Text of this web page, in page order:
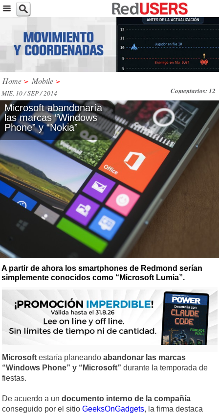
Home > Mobile >
Comentarios: 12
MIE, 10 / SEP / 2014
Microsoft abandonaría
las marcas “Windows
Phone” y “Nokia”
A partir de ahora los smartphones de Redmond serían
simplemente conocidos como “Microsoft Lumia”.
Microsoft estaría planeando abandonar las marcas
“Windows Phone” y “Microsoft” durante la temporada de
fiestas.
De acuerdo a un documento interno de la compañía
conseguido por el sitio GeeksOnGadgets, la firma destaca